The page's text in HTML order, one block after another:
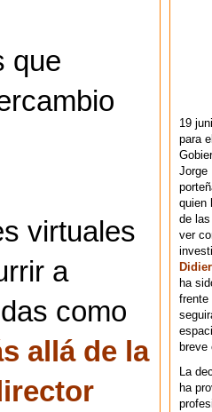
que
virtuales
a
como
allá de la
19
para
Jorge
quien
de
ver
Didier
ha
frente
breve
La
ha